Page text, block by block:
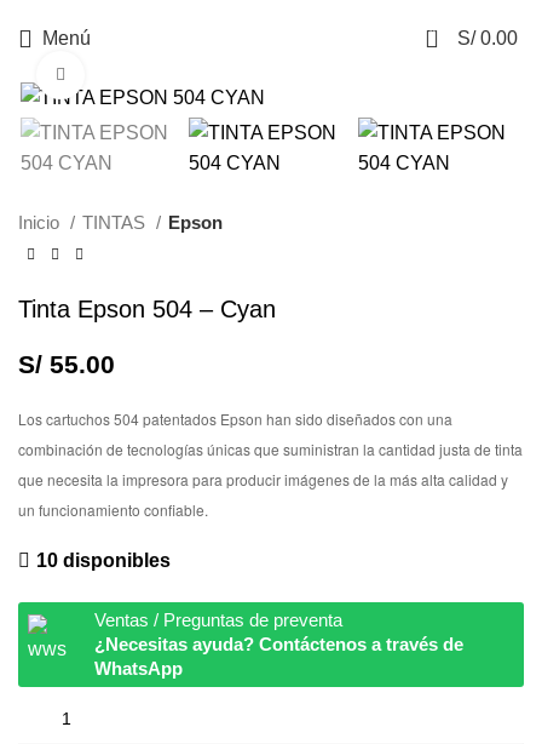
Menú 0 S/0.00
Inicio TINTAS Epson
Tinta Epson 504 – Cyan
S/ 55.00
Los cartuchos 504 patentados Epson han sido diseñados con una
combinación de tecnologías únicas que suministran la cantidad justa de tinta
que necesita la impresora para producir imágenes de la más alta calidad y
un funcionamiento confiable.
10 disponibles
Ventas / Preguntas de preventa
¿Necesitas ayuda? Contáctenos a través de
WhatsApp